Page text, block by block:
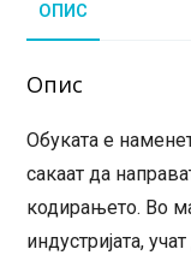
на
количина
ОПИС
Опис
Обуката е
сакаат да
кодирањето. Во
индустријата, учат